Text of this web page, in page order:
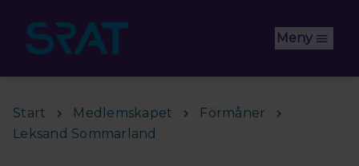
Meny
Start Medlemskapet
Förmåner
Leksand Sommarland